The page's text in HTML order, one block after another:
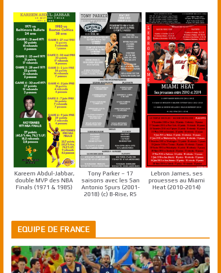
Kareem Abdul-Jabbar,
double MVP des NBA
Finals (1971 & 1985)
Tony Parker – 17
saisons avec les San
Antonio Spurs (2001-
2018) (c) B-Rise, RS
Lebron James, ses
prouesses au Miami
Heat (2010-2014)
EQUIPE DE FRANCE